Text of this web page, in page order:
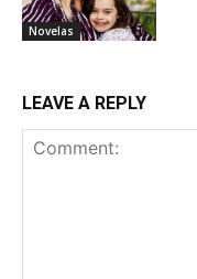
Novelas
LEAVE A REPLY